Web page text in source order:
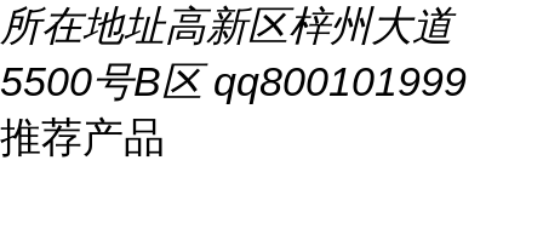
所在地址高新区梓州大道
5500号B区 qq800101999
推荐产品